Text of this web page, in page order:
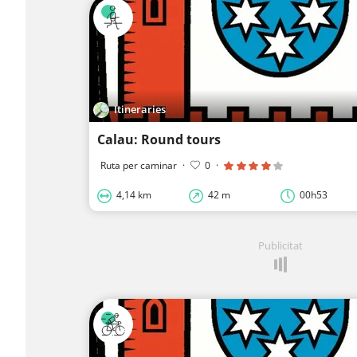
Itineraries
Calau: Round tours
Ruta per caminar · 0 ·
4,14 km 42 m 00h53
Publicitat